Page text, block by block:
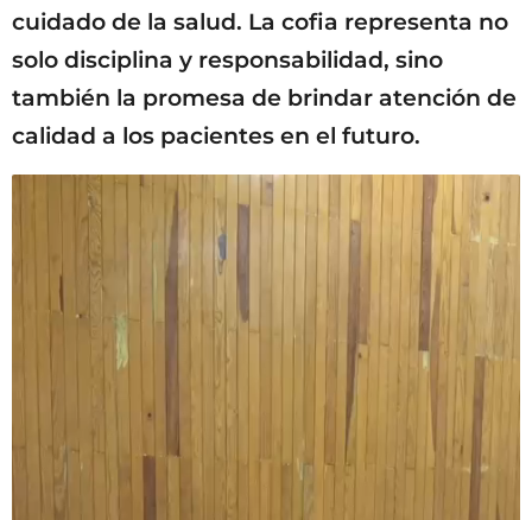
cuidado de la salud. La cofia representa no
solo disciplina y responsabilidad, sino
también la promesa de brindar atención de
calidad a los pacientes en el futuro.